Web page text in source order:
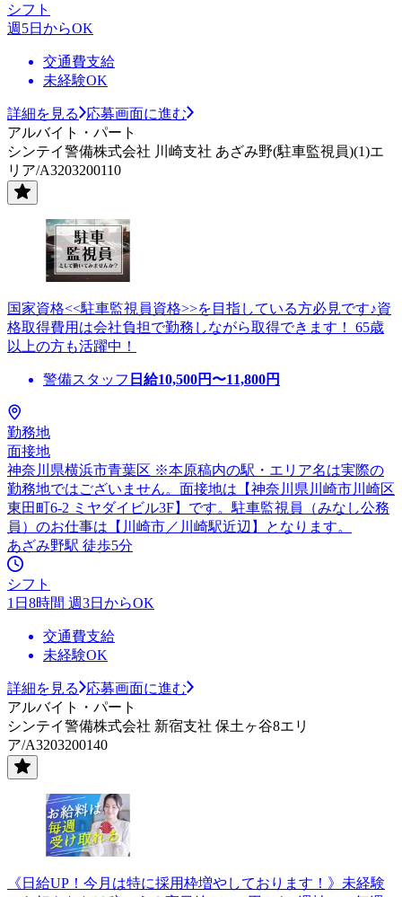
シフト
週5日からOK
交通費支給
未経験OK
詳細を見る
応募画面に進む
アルバイト・パート
シンテイ警備株式会社 川崎支社 あざみ野(駐車監視員)(1)エ
リア/A3203200110
国家資格<<駐車監視員資格>>を目指している方必見です♪資
格取得費用は会社負担で勤務しながら取得できます！ 65歳
以上の方も活躍中！
警備スタッフ 日給10,500円〜11,800円
勤務地
面接地
神奈川県横浜市青葉区 ※本原稿内の駅・エリア名は実際の
勤務地ではございません。面接地は【神奈川県川崎市川崎区
東田町6-2 ミヤダイビル3F】です。駐車監視員（みなし公務
員）のお仕事は【川崎市／川崎駅近辺】となります。
あざみ野駅 徒歩5分
シフト
1日8時間 週3日からOK
交通費支給
未経験OK
詳細を見る
応募画面に進む
アルバイト・パート
シンテイ警備株式会社 新宿支社 保土ヶ谷8エリ
ア/A3203200140
《日給UP！今月は特に採用枠増やしております！》未経験